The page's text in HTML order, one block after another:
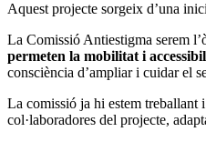
Aquest projecte sorgeix d’una
La Comissió Antiestigma serem
permeten la mobilitat i
consciència d’ampliar i cuidar el
La comissió ja hi estem treballant
col·laboradores del projecte,